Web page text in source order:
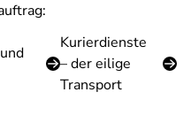
Kurierdienste
– der eilige
Transport